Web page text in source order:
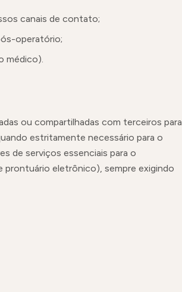
canais de contato;
operatório;
médico).
ou compartilhadas com terceiros para
estritamente necessário para o
de serviços essenciais para o
eletrônico), sempre exigindo